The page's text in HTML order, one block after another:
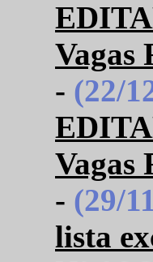
Vagas
- (22/
Vagas
- (29/
lista